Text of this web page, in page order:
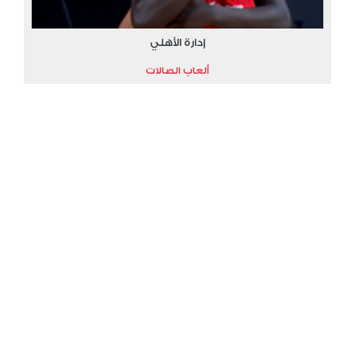
إدارة الأهلي
ألعاب الصالات